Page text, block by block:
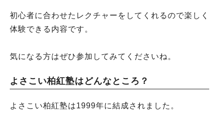
初心者に合わせたレクチャーをしてくれるので楽しく
体験できる内容です。
気になる方はぜひ参加してみてくださいね。
よさこい柏紅塾はどんなところ？
よさこい柏紅塾は1999年に結成されました。